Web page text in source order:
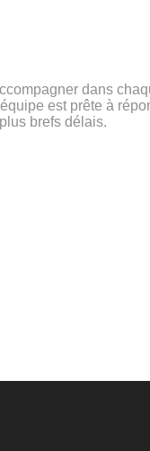
dans
est prête à
brefs délais.